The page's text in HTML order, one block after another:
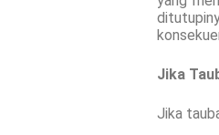
Jika
Jika